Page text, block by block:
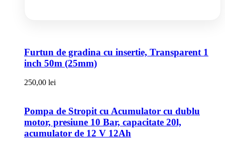
Furtun de gradina cu insertie, Transparent 1
inch 50m (25mm)
250,00 lei
Pompa de Stropit cu Acumulator cu dublu
motor, presiune 10 Bar, capacitate 20l,
acumulator de 12 V 12Ah